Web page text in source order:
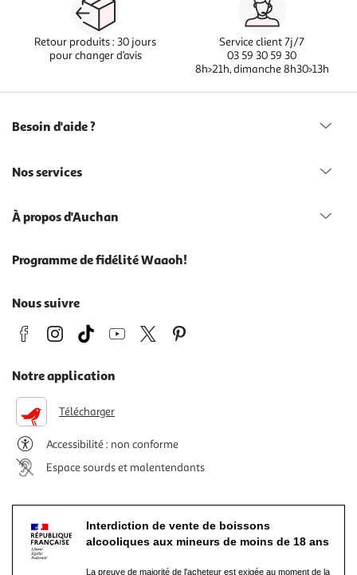
Retour produits : 30 jours
pour changer d’avis
Service client 7j/7
03 59 30 59 30
8h>21h, dimanche 8h30>13h
Besoin d'aide ?
Nos services
À propos d'Auchan
Programme de fidélité Waaoh!
Nous suivre
Notre application
Télécharger
Accessibilité : non conforme
Espace sourds et malentendants
Interdiction de vente de boissons
alcooliques aux mineurs de moins de 18 ans
La preuve de majorité de l'acheteur est exigée au moment de la